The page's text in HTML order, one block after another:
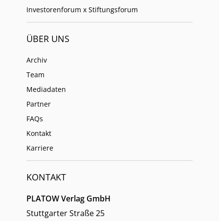
Investorenforum x Stiftungsforum
ÜBER UNS
Archiv
Team
Mediadaten
Partner
FAQs
Kontakt
Karriere
KONTAKT
PLATOW Verlag GmbH
Stuttgarter Straße 25